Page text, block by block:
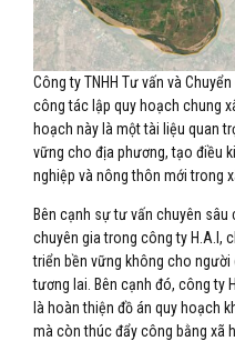
Công ty TNHH Tư vấn và
công tác lập quy hoạch chung
hoạch này là một tài liệu quan
vững cho địa phương, tạo điều
nghiệp và nông thôn mới trong
Bên cạnh sự tư vấn chuyên
chuyên gia trong công ty H.A.I,
triển bền vững không cho
tương lai. Bên cạnh đó, công ty
là hoàn thiện đồ án quy hoạch
mà còn thúc đẩy công bằng xã